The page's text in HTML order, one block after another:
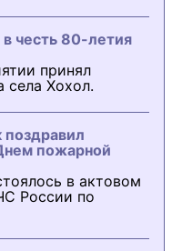
честь 80-летия
принял
села Хохол.
пожарной
в актовом
России по